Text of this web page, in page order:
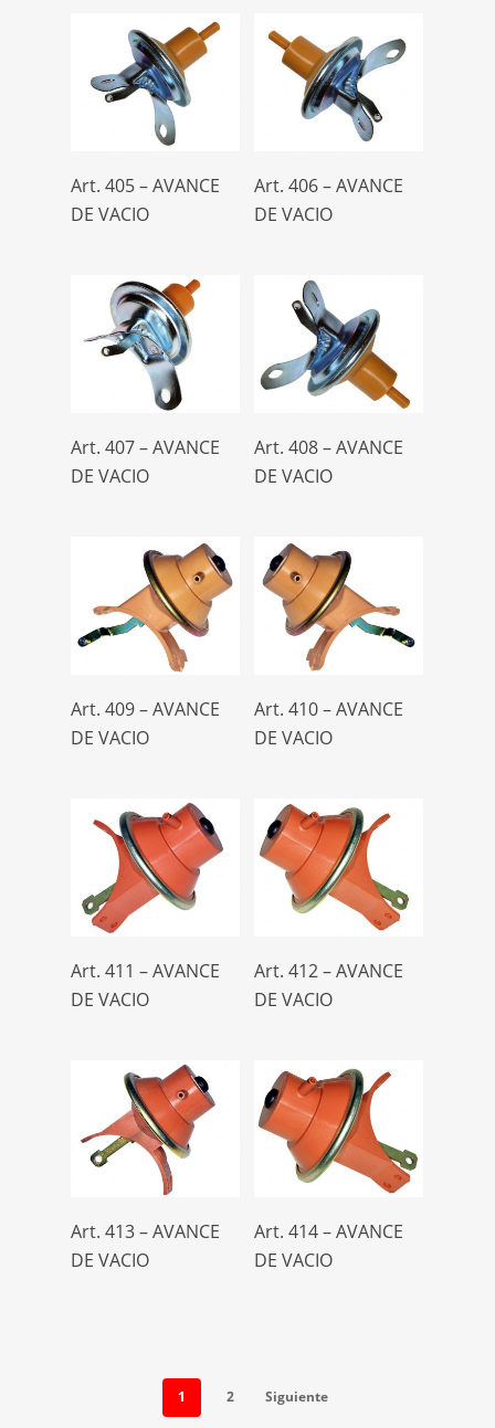
SCANIA 7
TOYOTA
UNIVERSAL PESADA 2
UNIVERSALES
VALlANT 24
VOLVO
Art. 405 – AVANCE
DE VACIO
Art. 406 – AVANCE
DE VACIO
Art. 407 – AVANCE
DE VACIO
Art. 408 – AVANCE
DE VACIO
Art. 409 – AVANCE
DE VACIO
Art. 410 – AVANCE
DE VACIO
Art. 411 – AVANCE
DE VACIO
Art. 412 – AVANCE
DE VACIO
Leer Más
Art. 413 – AVANCE
DE VACIO
Leer Más
Art. 414 – AVANCE
DE VACIO
1 2 Siguiente